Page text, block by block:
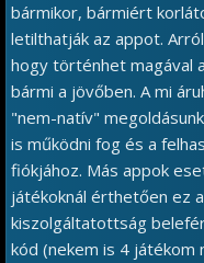
bármikor, bármiért
letilthatják az appot.
hogy történhet magával
bármi a jövőben. A mi
"nem-natív"
is működni fog és a
fiókjához. Más appok
játékoknál érthetően ez a
kiszolgáltatottság
kód (nekem is 4 játékom